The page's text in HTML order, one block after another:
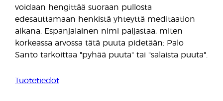
voidaan hengittää suoraan pullosta
edesauttamaan henkistä yhteyttä meditaation
aikana. Espanjalainen nimi paljastaa, miten
korkeassa arvossa tätä puuta pidetään: Palo
Santo tarkoittaa "pyhää puuta" tai "salaista puuta".
Tuotetiedot